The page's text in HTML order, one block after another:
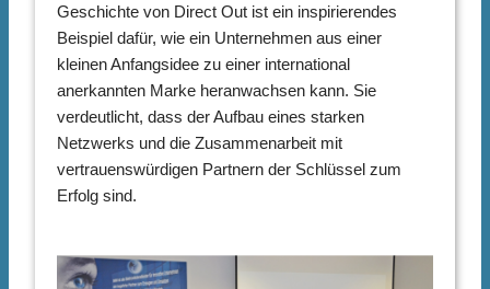
Geschichte von Direct Out ist ein inspirierendes
Beispiel dafür, wie ein Unternehmen aus einer
kleinen Anfangsidee zu einer international
anerkannten Marke heranwachsen kann. Sie
verdeutlicht, dass der Aufbau eines starken
Netzwerks und die Zusammenarbeit mit
vertrauenswürdigen Partnern der Schlüssel zum
Erfolg sind.